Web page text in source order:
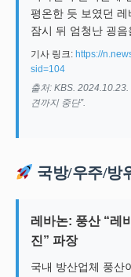
평온한 듯 보였던
잠시 뒤 엄청난 굉
기사 링크: https://
sid=104
출처: KBS. 2024.10.23.
견까지 중단”.
국방/우주/방
레바논: 풍산 “레
진” 파장
국내 방산업체 풍산